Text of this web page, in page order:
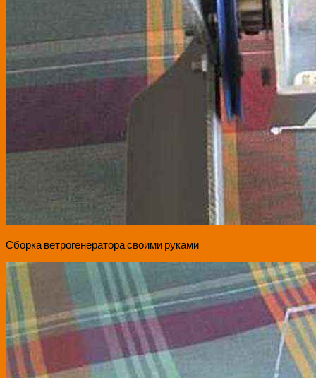
Сборка ветрогенератора своими руками